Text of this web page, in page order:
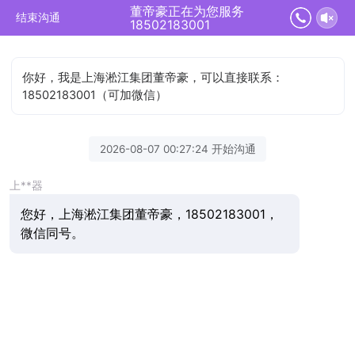
结束沟通
董帝豪正在为您服务
18502183001
你好，我是上海淞江集团董帝豪，可以直接联系：
18502183001（可加微信）
2026-08-07 00:27:24 开始沟通
上**器
您好，上海淞江集团董帝豪，18502183001，
微信同号。